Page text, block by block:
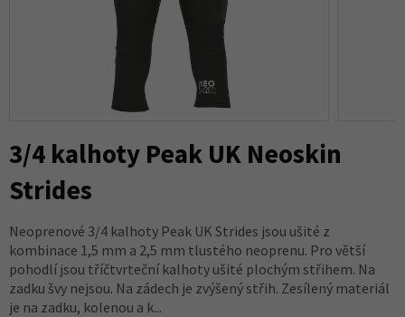
3/4 kalhoty Peak UK Neoskin
Strides
Neoprenové 3/4 kalhoty Peak UK Strides jsou ušité z
kombinace 1,5 mm a 2,5 mm tlustého neoprenu. Pro větší
pohodlí jsou tříčtvrteční kalhoty ušité plochým střihem. Na
zadku švy nejsou. Na zádech je zvýšený střih. Zesílený materiál
je na zadku, kolenou a k...